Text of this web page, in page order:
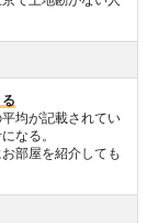
均が記載されてい
なる。
部屋を紹介しても